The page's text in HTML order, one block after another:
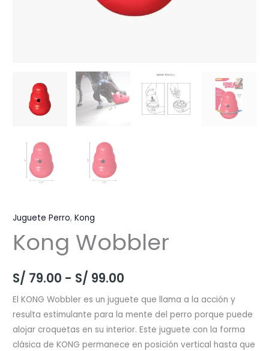
Juguete Perro,Kong
Kong Wobbler
S/ 79.00 - S/ 99.00
de
precios:
desde
El KONG Wobbler es un juguete que llama a la acción y
resulta estimulante para la mente del perro porque puede
alojar croquetas en su interior. Este juguete con la forma
clásica de KONG permanece en posición vertical hasta que